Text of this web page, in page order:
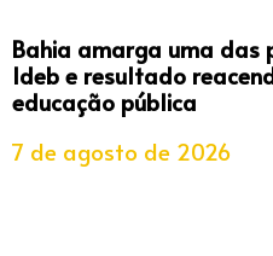
Bahia amarga uma das
Ideb e resultado
educação pública
7 de agosto de 2026